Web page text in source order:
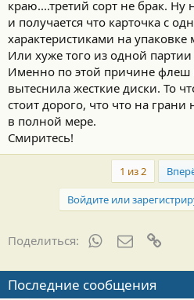
краю....третий сорт не брак.
и получается что карточка с
характеристиками на упаковке
Или хуже того из одной партии
Именно по этой причине флеш
вытеснила жесткие диски. То
стоит дорого, что что на грани
в полной мере.
Смиритесь!
1 из 2
Войдите или
Поделиться: WhatsApp
Последние сообщения